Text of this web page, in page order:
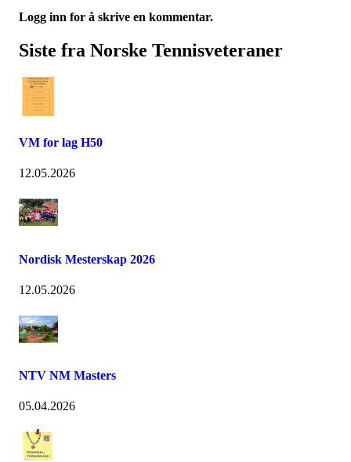
Logg inn for å skrive en kommentar.
Siste fra Norske Tennisveteraner
VM for lag H50
12.05.2026
Nordisk Mesterskap 2026
12.05.2026
NTV NM Masters
05.04.2026